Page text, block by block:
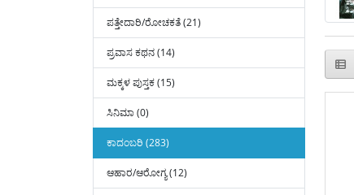
ಪತ್ತೇದಾರಿ/ರೋಚಕತೆ (21)
ಪ್ರವಾಸ ಕಥನ (14)
ಮಕ್ಕಳ ಪುಸ್ತಕ (15)
ಸಿನಿಮಾ (0)
ಕಾದಂಬರಿ (283)
ಆಹಾರ/ಆರೋಗ್ಯ (12)